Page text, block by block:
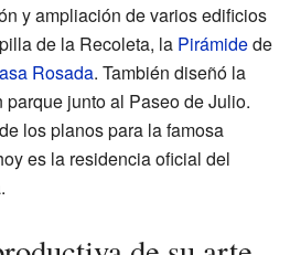
y ampliación de varios edificios
de la Recoleta, la Pirámidede
Rosada. También diseñó la
junto al Paseo de Julio.
los planos para la famosa
es la residencia oficial del